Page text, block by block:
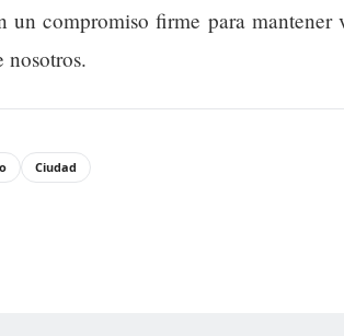
un compromiso firme para mantener
nosotros.
Ciudad